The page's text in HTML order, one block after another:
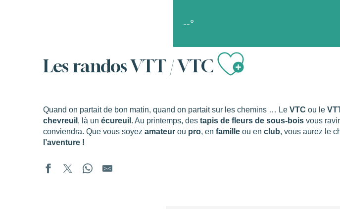
--°
Les randos VTT / VTCAjouter
Quand on partait de bon matin, quand on partait sur les chemins … Le VTC ou le
chevreuil , là un écureuil . Au printemps, des tapis de fleurs de sous-bois vous
conviendra. Que vous soyez amateur ou pro, en famille ou en club, vous aurez le
l’aventure !